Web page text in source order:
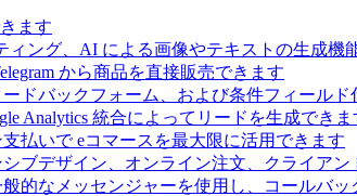
ます
ィング、AI による画像やテキストの生成機
から商品を直接販売できます
ドバックフォーム、および条件フィール
Analytics 統合によってリードを生成できま
払いで eコマースを最大限に活用できます
ブデザイン、オンライン注文、クライア
的なメッセンジャーを使用し、コールバ